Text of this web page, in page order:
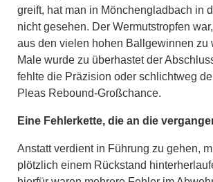
greift, hat man in Mönchengladbach in
nicht gesehen. Der Wermutstropfen
aus den vielen hohen Ballgewinnen zu
Male wurde zu überhastet der
fehlte die Präzision oder schlichtweg
Pleas Rebound-Großchance.
Eine Fehlerkette, die an die
Anstatt verdient in Führung zu gehen,
plötzlich einem Rückstand